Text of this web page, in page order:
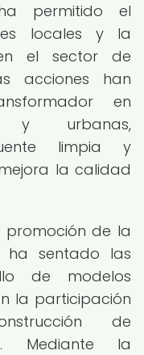
permitido el
locales y la
el sector de
acciones han
en
y urbanas,
limpia y
la calidad
promoción de la
ha sentado las
de modelos
la participación
de
Mediante la